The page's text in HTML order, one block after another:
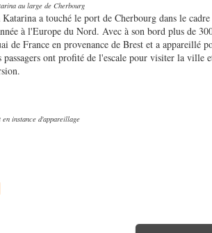
au large de Cherbourg
a touché le port de Cherbourg dans le
à l'Europe du Nord. Avec à son bord plus de
de France en provenance de Brest et a appareillé
ont profité de l'escale pour visiter la ville
en instance d'appareillage